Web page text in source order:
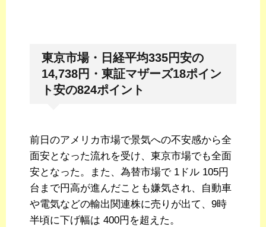
東京市場・日経平均335円安の
14,738円・東証マザーズ18ポイン
ト安の824ポイント
前日のアメリカ市場で景気への不安感から全
面安となった流れを受け、東京市場でも全面
安となった。また、為替市場で 1ドル 105円
台まで円高が進んだことも嫌気され、自動車
や電気などの輸出関連株に売りが出て、9時
半頃に下げ幅は 400円を超えた。